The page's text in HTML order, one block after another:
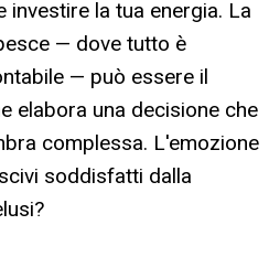
la tua energia. La
— dove tutto è
— può essere il
elabora una decisione che
complessa. L'emozione
soddisfatti dalla